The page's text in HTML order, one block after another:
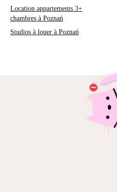
Location appartements 3+
chambres à Poznań
Studios à louer à Poznań